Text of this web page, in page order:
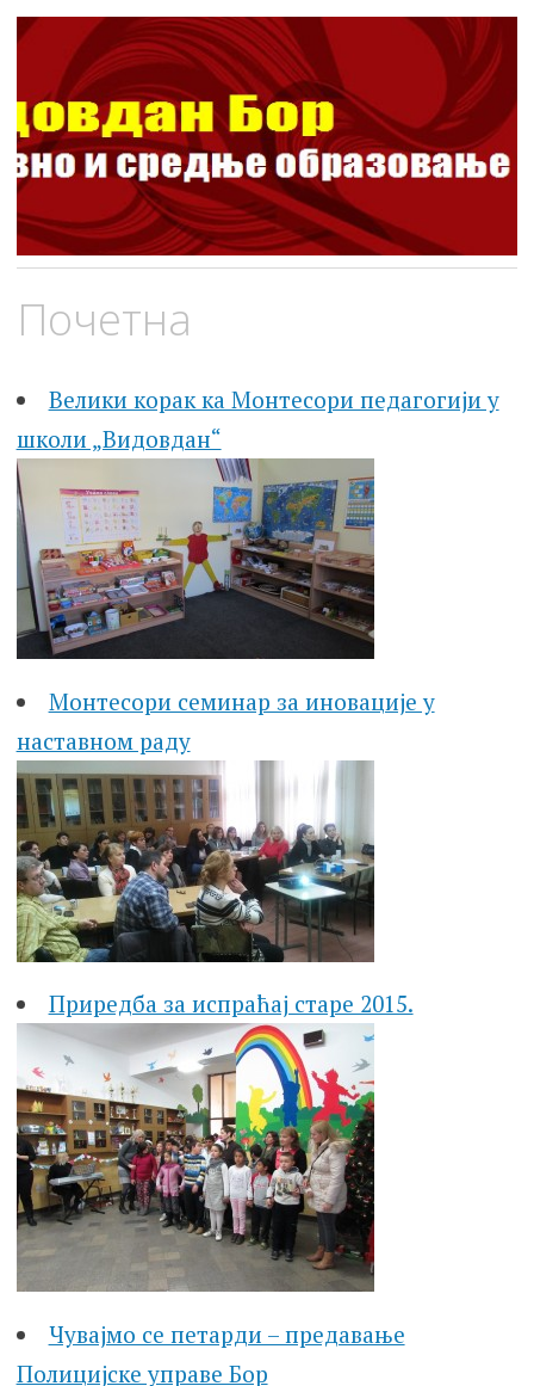
ШОСО Видовдан Бор
Школа за основно и средње образовање
Почетна
Велики корак ка Монтесори педагогији у
школи „Видовдан“
Монтесори семинар за иновације у
наставном раду
Приредба за испраћај старе 2015.
Чувајмо се петарди – предавање
Полицијске управе Бор